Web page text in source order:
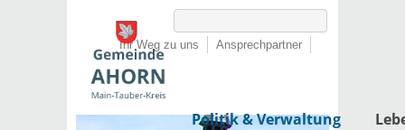
Ihr Weg zu uns Ansprechpartner
Politik & Verwaltung